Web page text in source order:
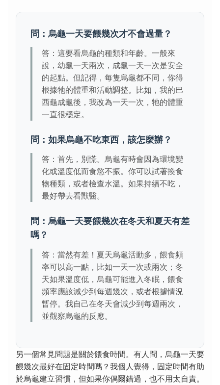
問：烏龜一天要餵幾次才不會過量？
答：這要看烏龜的種類和年齡。一般來
說，幼龜一天兩次，成龜一天一次是安全
的起點。但記得，每隻烏龜都不同，你得
根據牠的體重和活動調整。比如，我的巴
西龜成龜後，我改為一天一次，牠的體重
一直很穩定。
問：如果烏龜不吃東西，該怎麼辦？
答：首先，別慌。烏龜有時會因為環境變
化或溫度低而食慾不振。你可以試著換食
物種類，或者檢查水溫。如果持續不吃，
最好帶去看獸醫。
問：烏龜一天要餵幾次在冬天和夏天有差
嗎？
答：當然有差！夏天烏龜活動多，餵食頻
率可以高一點，比如一天一次或兩次；冬
天如果溫度低，烏龜可能進入冬眠，餵食
頻率應該減少到每週幾次，或者根據情況
暫停。我自己在冬天會減少到每週兩次，
並觀察烏龜的反應。
另一個常見問題是關於餵食時間。有人問，烏龜一天要
餵幾次最好在固定時間嗎？我個人覺得，固定時間有助
於烏龜建立習慣，但如果你偶爾錯過，也不用太自責。